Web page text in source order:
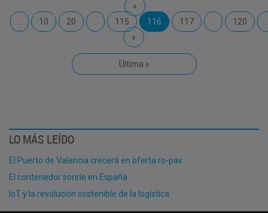
«
10 20 115 116 117 120
»
Última »
LO MÁS LEÍDO
El Puerto de Valencia crecerá en oferta ro-pax
El contenedor sonríe en España
IoT y la revolución sostenible de la logística